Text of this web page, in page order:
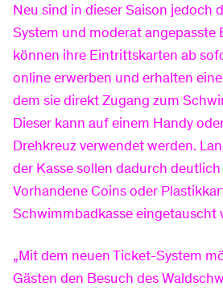
FAQ
Umzug melden
Vertrag kündigen
Planauskunft
Zähler-Service
Standrohr mieten
Neu sind in dieser Saison jedoch
System und moderat angepasste
können ihre Eintrittskarten ab
online erwerben und erhalten
dem sie direkt Zugang zum
Dieser kann auf einem Handy
Drehkreuz verwendet werden.
der Kasse sollen dadurch
Vorhandene Coins oder
Schwimmbadkasse eingetauscht
„Mit dem neuen Ticket-System
Gästen den Besuch des